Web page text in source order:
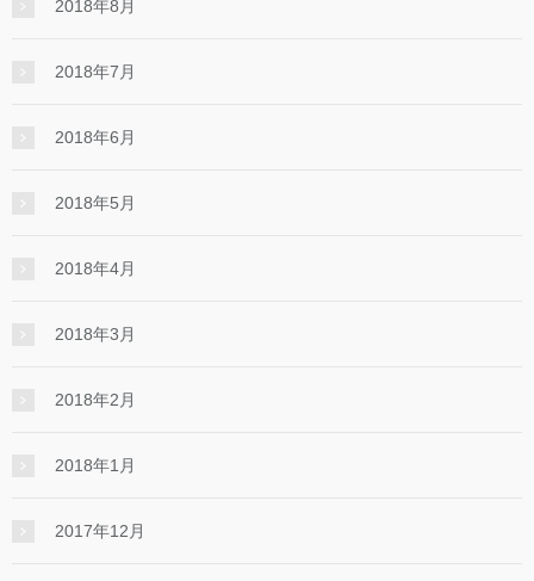
2018年8月
2018年7月
2018年6月
2018年5月
2018年4月
2018年3月
2018年2月
2018年1月
2017年12月